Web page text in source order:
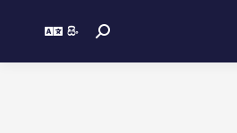
සිං